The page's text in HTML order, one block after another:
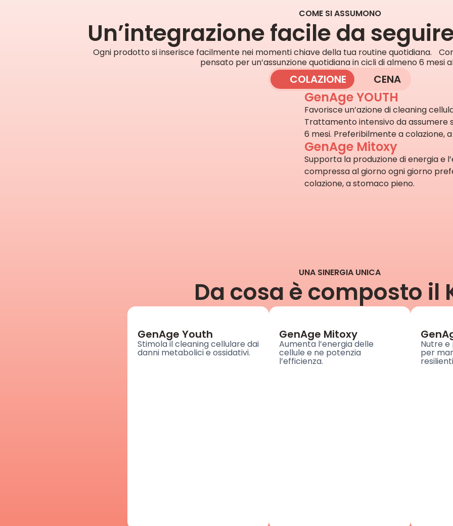
COME SI ASSUMONO
Un’integrazione facile da
Ogni prodotto si inserisce facilmente nei momenti chiave della tua routine quotidiana.
pensato per un’assunzione quotidiana in cicli di almeno 6 mesi
COLAZIONE CENA
GenAge YOUTH
Favorisce un’azione di cleaning
Trattamento intensivo da assumere
6 mesi. Preferibilmente a colazione,
GenAge Mitoxy
Supporta la produzione di energia e
compressa al giorno ogni giorno
colazione, a stomaco pieno.
UNA SINERGIA UNICA
Da cosa è composto il
GenAge Youth
Stimola il cleaning cellulare dai
danni metabolici e ossidativi.
GenAge Mitoxy
Aumenta l’energia delle
cellule e ne potenzia
l’efficienza.
Nutre
per
resilienti